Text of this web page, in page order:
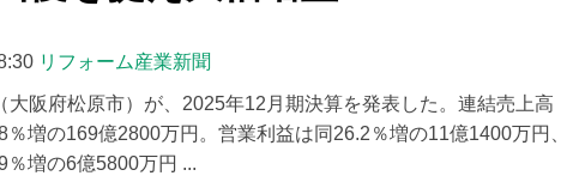
リフォーム産業新聞
大阪府松原市）が、2025年12月期決算を発表した。連結売上高
％増の169億2800万円。営業利益は同26.2％増の11億1400万円、
％増の6億5800万円 ...